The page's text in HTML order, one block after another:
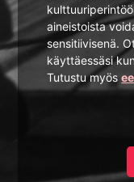
aineistoista
sensitiivisenä.
käyttäessäsi
Tutustu myös